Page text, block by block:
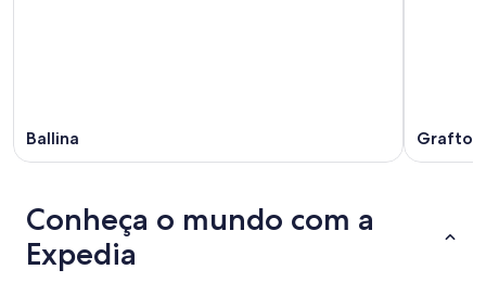
Ballina Grafton
Conheça o mundo com a
Expedia